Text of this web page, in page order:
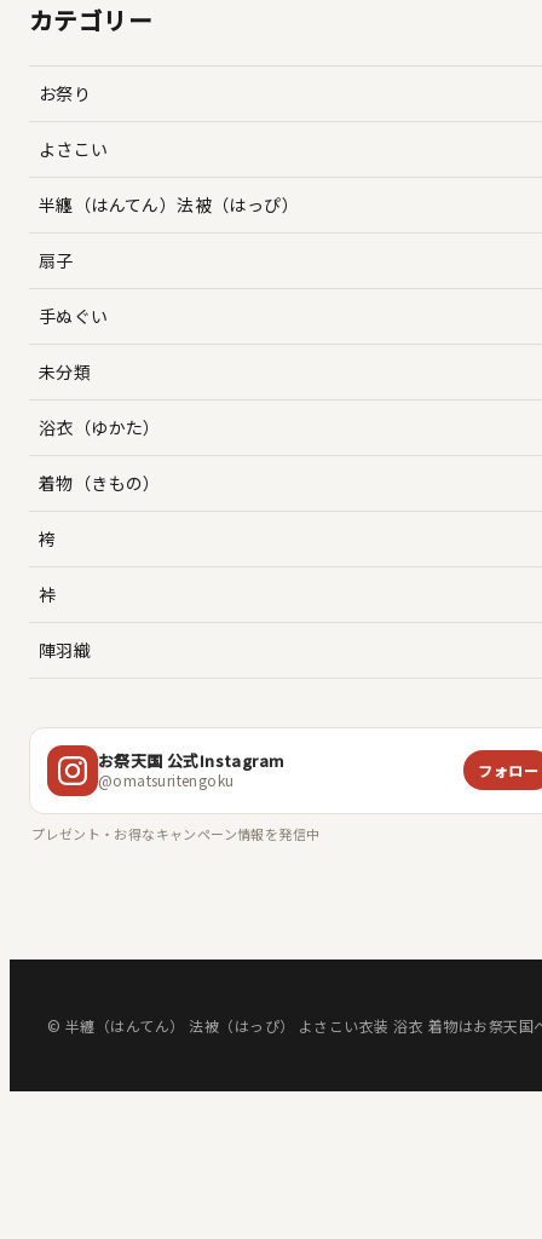
イ
カテゴリー
お祭り
よさこい
半纏（はんてん）法被（はっぴ）
扇子
手ぬぐい
未分類
浴衣（ゆかた）
着物（きもの）
袴
裃
陣羽織
お祭天国 公式Instagram
@omatsuritengoku フォロー
プレゼント・お得なキャンペーン情報を発信中
© 半纏（はんてん） 法被（はっぴ） よさこい衣装 浴衣 着物はお祭天国